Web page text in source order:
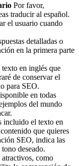
Por favor,
traducir al español.
el usuario cuando
detalladas o
en la primera parte
texto en inglés que
de conservar el
para SEO.
en todas
del mundo
incluido el texto en
que quieres
SEO, indica las
deseado.
como